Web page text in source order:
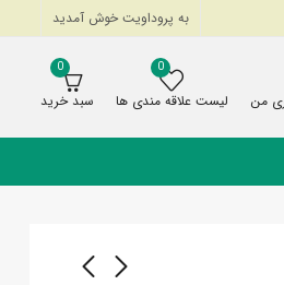
به پروداویت خوش آمدید
من
0
لیست علاقه مندی ها
0
سبد خرید